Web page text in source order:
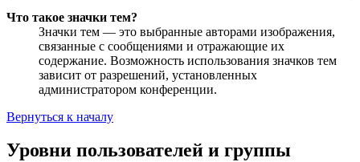
Что такое значки тем?
Значки тем — это выбранные авторами изображения,
связанные с сообщениями и отражающие их
содержание. Возможность использования значков тем
зависит от разрешений, установленных
администратором конференции.
Вернуться к началу
Уровни пользователей и группы